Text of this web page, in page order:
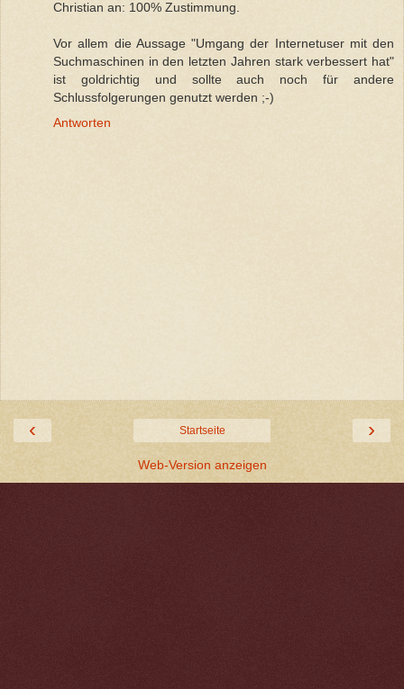
Christian an: 100% Zustimmung.
Vor allem die Aussage "Umgang der Internetuser mit den
Suchmaschinen in den letzten Jahren stark verbessert hat"
ist goldrichtig und sollte auch noch für andere
Schlussfolgerungen genutzt werden ;-)
Antworten
‹ ›
Startseite
Web-Version anzeigen